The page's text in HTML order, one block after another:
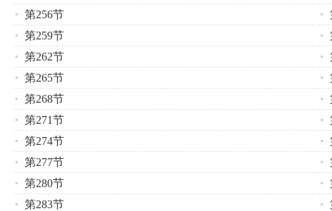
第256节
第259节
第262节
第265节
第268节
第271节
第274节
第277节
第280节
第283节